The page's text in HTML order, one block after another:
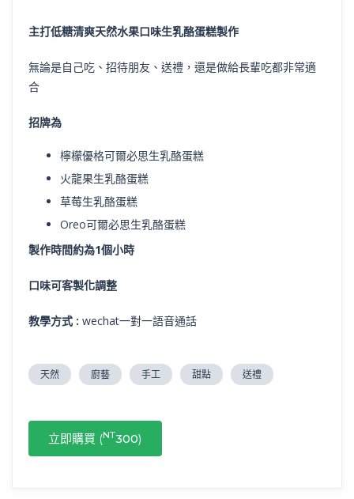
主打低糖清爽天然水果口味生乳酪蛋糕製作
無論是自己吃、招待朋友、送禮，還是做給長輩吃都非常適
合
招牌為
檸檬優格可爾必思生乳酪蛋糕
火龍果生乳酪蛋糕
草莓生乳酪蛋糕
Oreo可爾必思生乳酪蛋糕
製作時間約為1個小時
口味可客製化調整
教學方式 : wechat一對一語音通話
天然 廚藝 手工 甜點 送禮
立即購買 (NT300)